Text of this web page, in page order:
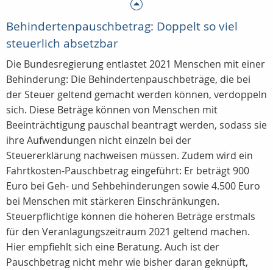
Behindertenpauschbetrag: Doppelt so viel
steuerlich absetzbar
Die Bundesregierung entlastet 2021 Menschen mit einer
Behinderung: Die Behindertenpauschbeträge, die bei
der Steuer geltend gemacht werden können, verdoppeln
sich. Diese Beträge können von Menschen mit
Beeinträchtigung pauschal beantragt werden, sodass sie
ihre Aufwendungen nicht einzeln bei der
Steuererklärung nachweisen müssen. Zudem wird ein
Fahrtkosten-Pauschbetrag eingeführt: Er beträgt 900
Euro bei Geh- und Sehbehinderungen sowie 4.500 Euro
bei Menschen mit stärkeren Einschränkungen.
Steuerpflichtige können die höheren Beträge erstmals
für den Veranlagungszeitraum 2021 geltend machen.
Hier empfiehlt sich eine Beratung. Auch ist der
Pauschbetrag nicht mehr wie bisher daran geknüpft,